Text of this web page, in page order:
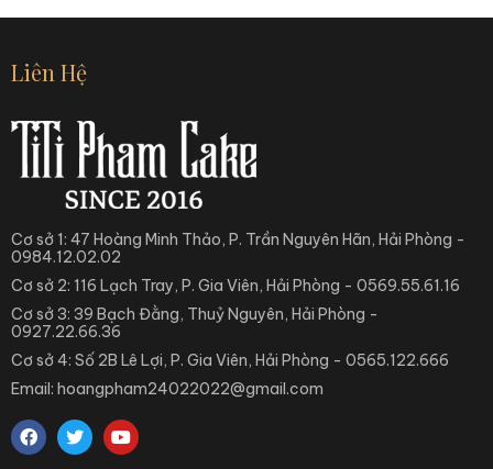
Liên Hệ
Cơ sở 1: 47 Hoàng Minh Thảo, P. Trần Nguyên Hãn, Hải Phòng -
0984.12.02.02
Cơ sở 2: 116 Lạch Tray, P. Gia Viên, Hải Phòng - 0569.55.61.16
Cơ sở 3: 39 Bạch Đằng, Thuỷ Nguyên, Hải Phòng -
0927.22.66.36
Cơ sở 4: Số 2B Lê Lợi, P. Gia Viên, Hải Phòng - 0565.122.666
Email: hoangpham24022022@gmail.com